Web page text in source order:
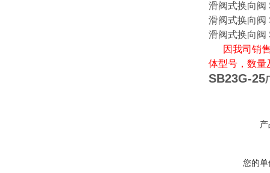
滑阀式换向阀
滑阀式换向阀
滑阀式换向阀
因我司销
体型号，数量
SB23G-25
您的